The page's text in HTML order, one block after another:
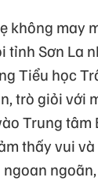
không may
tỉnh Sơn La
Tiểu học
trò giỏi với
Trung tâm
thấy vui